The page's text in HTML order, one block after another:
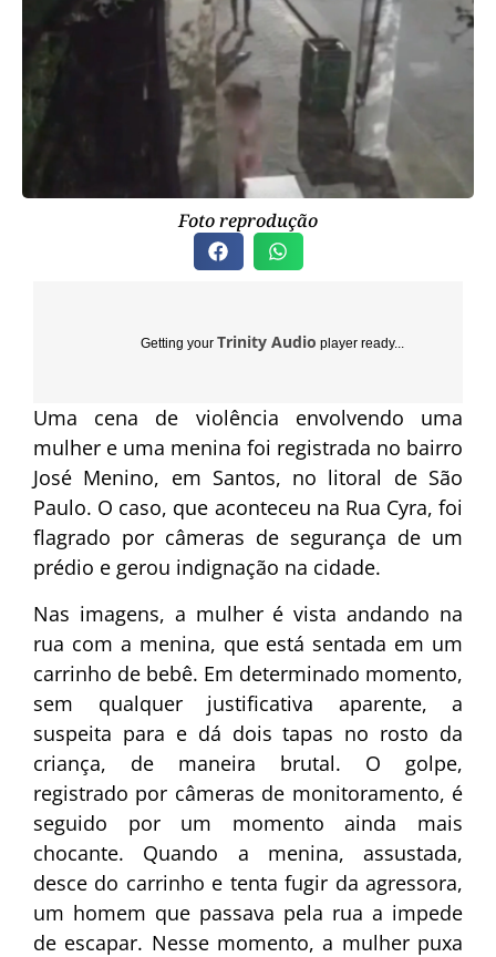
Foto reprodução
Getting your Trinity Audio player ready...
Uma cena de violência envolvendo uma
mulher e uma menina foi registrada no bairro
José Menino, em Santos, no litoral de São
Paulo. O caso, que aconteceu na Rua Cyra, foi
flagrado por câmeras de segurança de um
prédio e gerou indignação na cidade.
Nas imagens, a mulher é vista andando na
rua com a menina, que está sentada em um
carrinho de bebê. Em determinado momento,
sem qualquer justificativa aparente, a
suspeita para e dá dois tapas no rosto da
criança, de maneira brutal. O golpe,
registrado por câmeras de monitoramento, é
seguido por um momento ainda mais
chocante. Quando a menina, assustada,
desce do carrinho e tenta fugir da agressora,
um homem que passava pela rua a impede
de escapar. Nesse momento, a mulher puxa